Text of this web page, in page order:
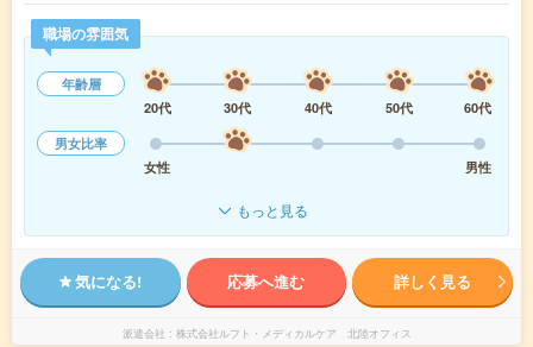
職場の雰囲気
年齢層
20代
30代 40代 50代
60代
男女比率
女性
男性
もっと見る
気になる! 応募へ進む 詳しく見る
派遣会社 株式会社ルフト・メディカルケア 北陸オフィス